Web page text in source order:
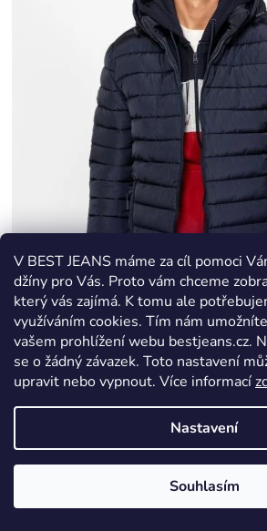
V BEST JEANS máme za cíl pomoci
džíny pro Vás. Proto vám chceme
který vás zajímá. K tomu ale
využíváním cookies. Tím nám
vašem prohlížení webu bestjeans.cz.
se o žádný závazek. Toto nastavení
upravit nebo vypnout. Více informací
Nastavení
Souhlasím
T33014W2505
Skladem
1 679 Kč